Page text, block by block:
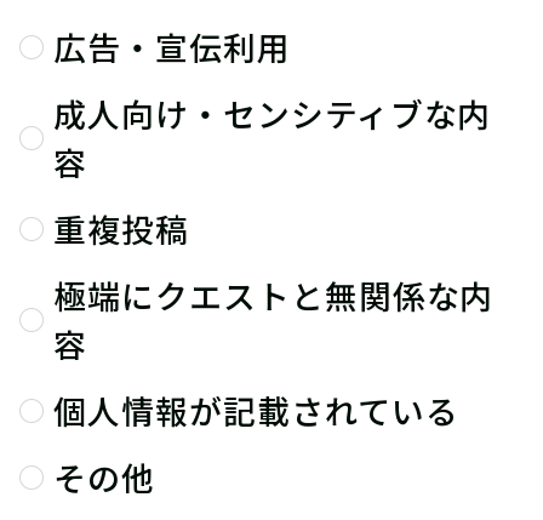
広告・宣伝利用
成人向け・センシティブな内
容
重複投稿
極端にクエストと無関係な内
容
個人情報が記載されている
その他